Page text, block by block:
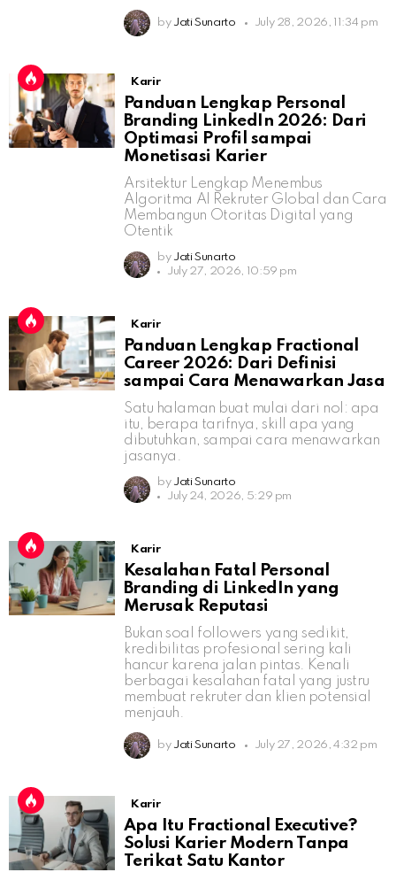
by Jati Sunarto July 28, 2026, 11:34 pm
Karir
Panduan Lengkap Personal
Branding LinkedIn 2026: Dari
Optimasi Profil sampai
Monetisasi Karier
Arsitektur Lengkap Menembus
Algoritma AI Rekruter Global dan Cara
Membangun Otoritas Digital yang
Otentik
by Jati Sunarto
July 27, 2026, 10:59 pm
Karir
Panduan Lengkap Fractional
Career 2026: Dari Definisi
sampai Cara Menawarkan Jasa
Satu halaman buat mulai dari nol: apa
itu, berapa tarifnya, skill apa yang
dibutuhkan, sampai cara menawarkan
jasanya.
by Jati Sunarto
July 24, 2026, 5:29 pm
Karir
Kesalahan Fatal Personal
Branding di LinkedIn yang
Merusak Reputasi
Bukan soal followers yang sedikit,
kredibilitas profesional sering kali
hancur karena jalan pintas. Kenali
berbagai kesalahan fatal yang justru
membuat rekruter dan klien potensial
menjauh.
by Jati Sunarto July 27, 2026, 4:32 pm
Karir
Apa Itu Fractional Executive?
Solusi Karier Modern Tanpa
Terikat Satu Kantor